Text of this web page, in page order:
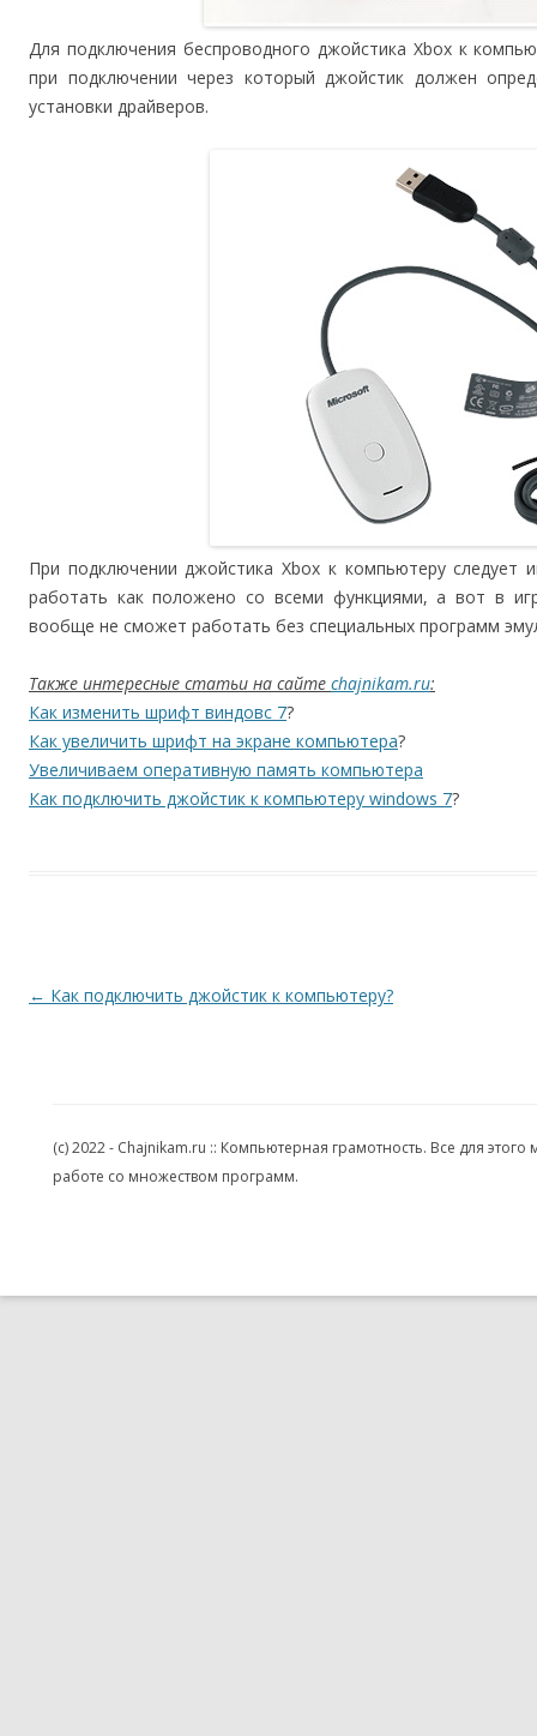
Для подключения беспроводного джойстика Xbox к
при подключении через который джойстик должен
установки драйверов.
При подключении джойстика Xbox к компьютеру
работать как положено со всеми функциями, а вот в
вообще не сможет работать без специальных программ
Также интересные статьи на сайте chajnikam.ru:
Как изменить шрифт виндовс 7?
Как увеличить шрифт на экране компьютера?
Увеличиваем оперативную память компьютера
Как подключить джойстик к компьютеру windows 7?
Навигация по записям
← Как подключить джойстик к компьютеру?
(c) 2022 - Chajnikam.ru :: Компьютерная грамотность. Все для
работе со множеством программ.